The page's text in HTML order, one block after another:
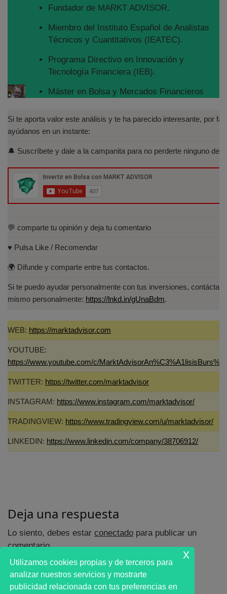
Fundador de MARKT ADVISOR.
Miembro del Instituto Español de Analistas
Técnicos y Cuantitativos (IEATEC).
Programa Directivo en Innovación y
Tecnología Financiera (IEB).
Máster en Bolsa y Mercados Financieros
asesoramiento financiero (MIFID II):
https://www.cnmv.es/portal/Titulos-
Cuantitativo (IEB).
Licenciado en Informática por la Universidad
Politécnica de Madrid(UPM)
Si te aporta valor este análisis y te ha parecido interesante, por
ayúdanos en un instante:
🔔 Suscríbete y dale a la campanita para no perderte ninguno de
💬 comparte tu opinión y deja tu comentario
♥️ Pulsa Like / Recomendar
🌍 Difunde y comparte entre tus contactos.
Si te puedo ayudar personalmente con tus inversiones,
mismo personalmente: https://lnkd.in/gUnaBdm.
WEB: https://marktadvisor.com
YOUTUBE:
https://www.youtube.com/c/
TWITTER: https://twitter.com/marktadvisor
INSTAGRAM: https://www.instagram.com/marktadvisor/
TRADINGVIEW: https://www.tradingview.com/u/marktadvisor/
LINKEDIN: https://www.linkedin.com/company/38706912/
Deja una respuesta
Lo siento, debes estar conectado para publicar un
comentario.
Utilizamos cookies propias y de terceros para
analizar nuestros servicios y mostrarte
publicidad relacionada con tus preferencias en
x